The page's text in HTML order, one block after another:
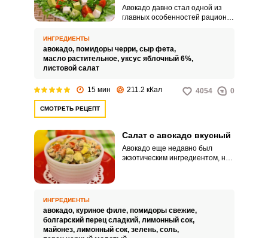
Авокадо давно стал одной из
главных особенностей рациона
нем содержится огромное
количество полезных веществ.
ИНГРЕДИЕНТЫ
авокадо, помидоры черри, сыр фета,
масло растительное, уксус яблочный 6%,
листовой салат
15 мин 211.2 кКал 4054 0
СМОТРЕТЬ РЕЦЕПТ
Салат с авокадо вкусный
Авокадо еще недавно был
экзотическим ингредиентом, но
ИНГРЕДИЕНТЫ
авокадо, куриное филе, помидоры свежие,
болгарский перец сладкий, лимонный сок,
майонез, лимонный сок, зелень, соль,